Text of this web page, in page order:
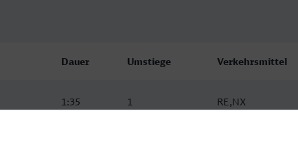
Dauer Umstiege Verkehrsmittel
1:35 1 RE,NX